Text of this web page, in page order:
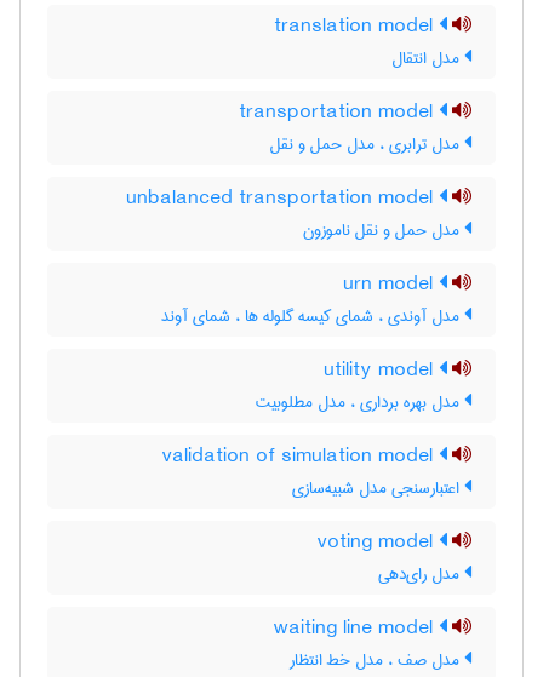
مدل انتقال
مدل ترابری ، مدل حمل و نقل
مدل حمل و نقل ناموزون
مدل آوندی ، شمای کیسه گلوله ها ، شمای آوند
مدل بهره برداری ، مدل مطلوبیت
اعتبارسنجی مدل شبیه‌سازی
مدل رای‌دهی
مدل صف ، مدل خط انتظار